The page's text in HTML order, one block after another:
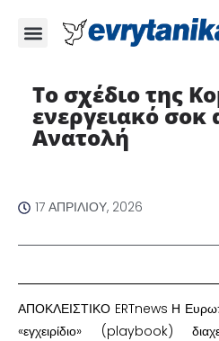
Το σχέδιο της
ενεργειακό
Ανατολή ​
17 ΑΠΡΙΛΊΟΥ, 2026
​ΑΠΟΚΛΕΙΣΤΙΚΟ ERTnews Η
«εγχειρίδιο» (playbook)